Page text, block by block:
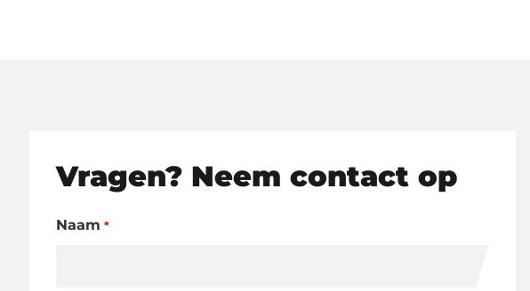
Vragen? Neem contact op
Naam *